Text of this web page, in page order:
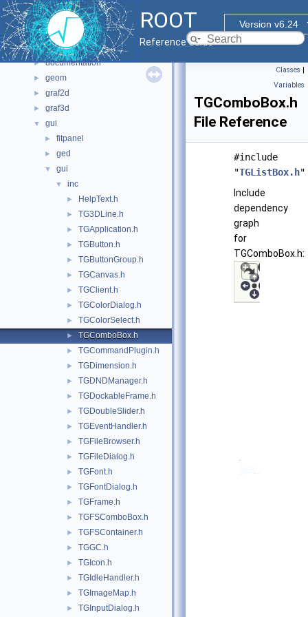
ROOT
Version v6.24
Reference Guide
▼ Files
▼ File List
► bindings
► core
► documentation
► geom
► graf2d
► graf3d
▼ gui
► fitpanel
► ged
▼ gui
▼ inc
► HelpText.h
► TG3DLine.h
► TGApplication.h
► TGButton.h
► TGButtonGroup.h
► TGCanvas.h
► TGClient.h
► TGColorDialog.h
► TGColorSelect.h
► TGComboBox.h
► TGCommandPlugin.h
► TGDimension.h
► TGDNDManager.h
► TGDockableFrame.h
► TGDoubleSlider.h
► TGEventHandler.h
► TGFileBrowser.h
► TGFileDialog.h
► TGFont.h
► TGFontDialog.h
► TGFrame.h
► TGFSComboBox.h
► TGFSContainer.h
► TGGC.h
► TGIcon.h
► TGIdleHandler.h
► TGImageMap.h
► TGInputDialog.h
Classes |
Variables
TGComboBox.h
File Reference
#include
"TGListBox.h"
Include
dependency
graph
for
TGComboBox.h: